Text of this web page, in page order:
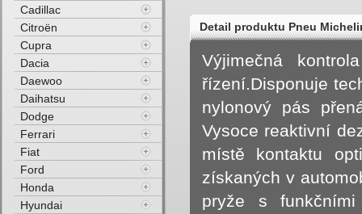
Detail produktu Pneu
HL 111Y Letní
Výjimečná
řízení.Disponuje
nylonový pás
Vysoce reaktivní
místě kontaktu
získaných v
pryže s
Cadillac
Citroën
Cupra
Dacia
Daewoo
Daihatsu
Dodge
Ferrari
Fiat
Ford
Honda
Hyundai